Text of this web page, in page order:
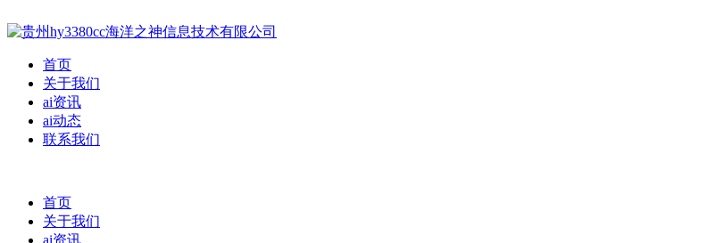
首页
关于我们
ai资讯
ai动态
联系我们
首页
关于我们
ai资讯